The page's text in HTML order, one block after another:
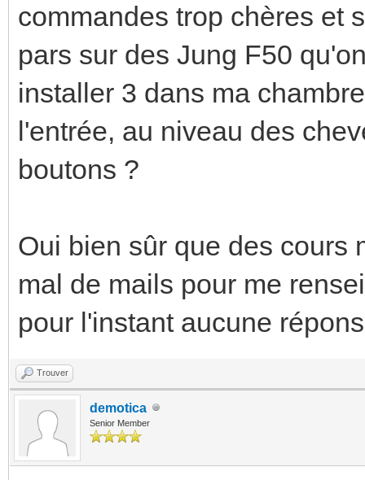
commandes trop chères et
pars sur des Jung F50
installer 3 dans ma
l'entrée, au niveau des
boutons ?
Oui bien sûr que des cours
mal de mails pour me
pour l'instant aucune
Trouver
demotica
Senior Member